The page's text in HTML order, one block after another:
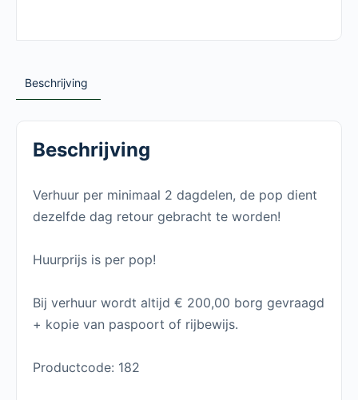
Beschrijving
Beschrijving
Verhuur per minimaal 2 dagdelen, de pop dient
dezelfde dag retour gebracht te worden!
Huurprijs is per pop!
Bij verhuur wordt altijd € 200,00 borg gevraagd
+ kopie van paspoort of rijbewijs.
Productcode: 182